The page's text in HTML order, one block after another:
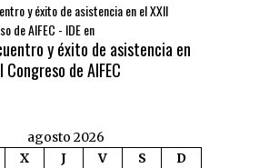
y éxito de asistencia en el XXII
de AIFEC - IDEen
y éxito de asistencia en
Congreso de AIFEC
agosto 2026
X J V S
D